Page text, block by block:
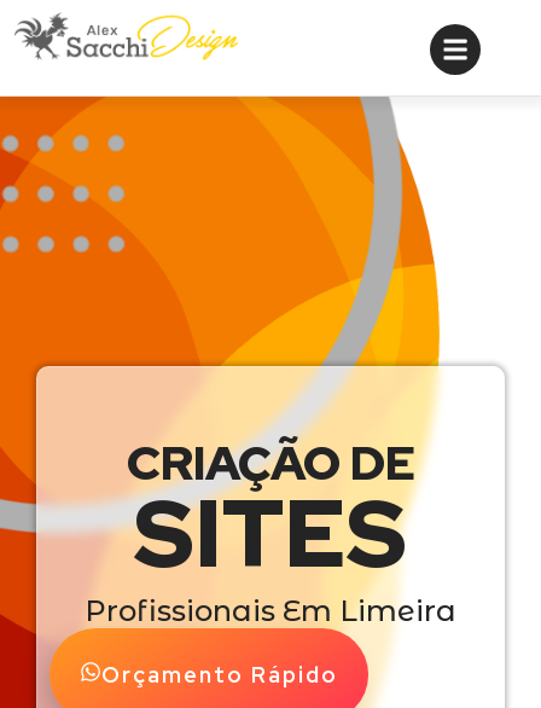
CRIAÇÃO DE
SITES
Profissionais Em Limeira
Orçamento Rápido